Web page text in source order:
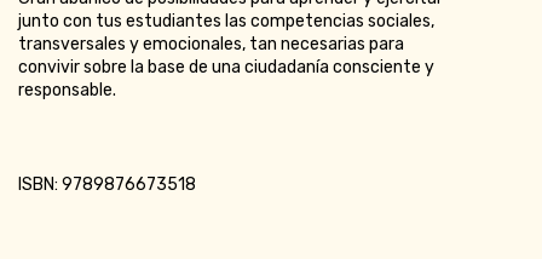
junto con tus estudiantes las competencias sociales,
transversales y emocionales, tan necesarias para
convivir sobre la base de una ciudadanía consciente y
responsable.
ISBN: 9789876673518